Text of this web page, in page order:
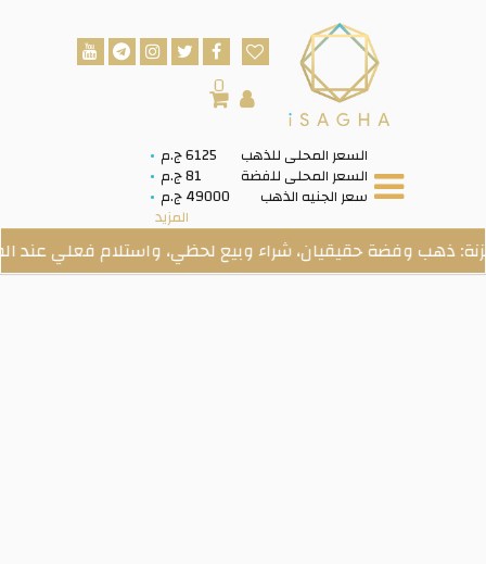
السعر المحلى للذهب 6125 ج.م
السعر المحلى للفضة 81 ج.م
سعر الجنيه الذهب 49000 ج.م
المزيد
0
وفضة حقيقيان، شراء وبيع لحظي، واستلام فعلي عند الطلب.